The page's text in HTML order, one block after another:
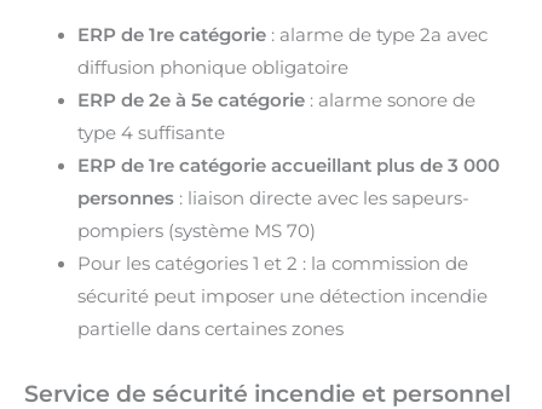
ERP de 1re catégorie: alarme de type 2a avec
diffusion phonique obligatoire
ERP de 2e à 5e catégorie: alarme sonore de
type 4 suffisante
ERP de 1re catégorie accueillant plus de 3 000
personnes: liaison directe avec les sapeurs-
pompiers (système MS 70)
Pour les catégories 1 et 2 : la commission de
sécurité peut imposer une détection incendie
partielle dans certaines zones
Service de sécurité incendie et personnel